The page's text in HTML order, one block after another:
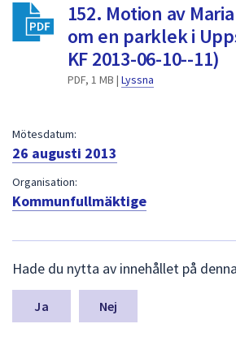
152. Motion av
om en parklek i
KF 2013-06-10--11)
PDF, 1 MB | Lyssna
Mötesdatum:
26 augusti 2013
Organisation:
Kommunfullmäktige
ä
m
a
Hade du nytta av innehållet på
Nej